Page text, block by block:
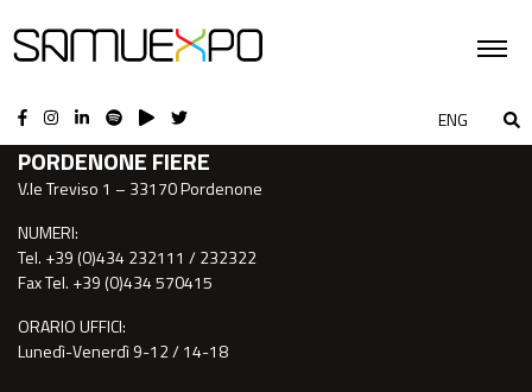
ENG
CONTATTI
PORDENONE FIERE
V.le Treviso 1 – 33170 Pordenone
NUMERI:
Tel. +39 (0)434 232111 / 232322
Fax Tel. +39 (0)434 570415
ORARIO UFFICI:
Lunedì-Venerdì 9-12 / 14-18